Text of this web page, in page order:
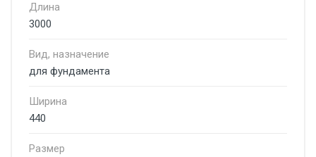
Длина
3000
Вид, назначение
для фундамента
Ширина
440
Размер